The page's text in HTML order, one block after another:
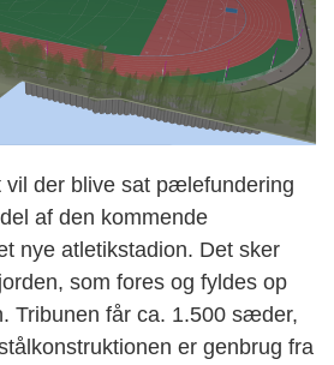
vil der blive sat pælefundering
af den kommende
nye atletikstadion. Det sker
som fores og fyldes op
Tribunen får ca. 1.500 sæder,
er genbrug fra